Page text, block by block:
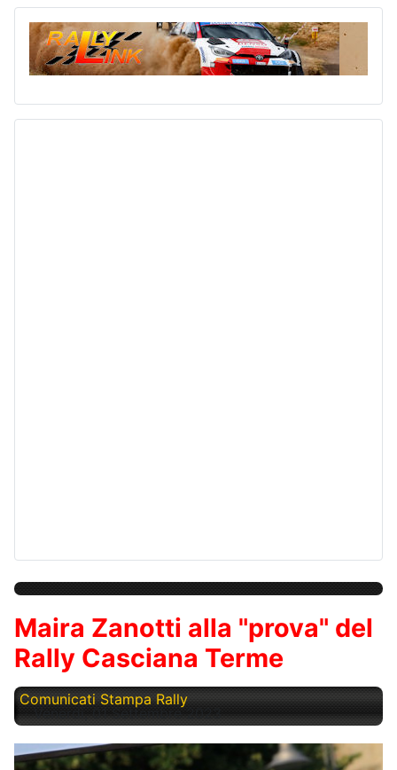
Maira Zanotti alla "prova" del
Rally Casciana Terme
Comunicati Stampa Rally
Venerdì, 01 Settembre 2023